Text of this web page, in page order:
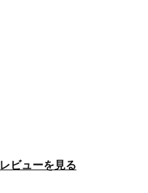
レビューを見る